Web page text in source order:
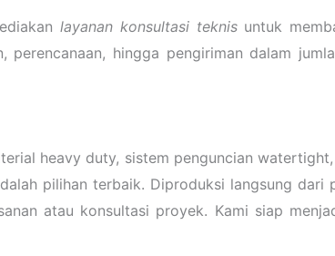
layanan konsultasi teknisuntuk
hingga pengiriman dalam
heavy duty, sistem penguncian
pilihan terbaik. Diproduksi langsung dari
atau konsultasi proyek. Kami siap